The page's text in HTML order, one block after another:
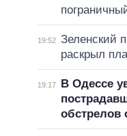
19:52 Зеленский
раскрыл
19:17
В Одессе
обстрелов